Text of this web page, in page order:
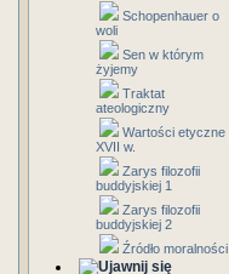
Schopenhauer o
woli
Sen w którym
żyjemy
Traktat
ateologiczny
Wartości etyczne
XVII w.
Zarys filozofii
buddyjskiej 1
Zarys filozofii
buddyjskiej 2
Źródło moralności